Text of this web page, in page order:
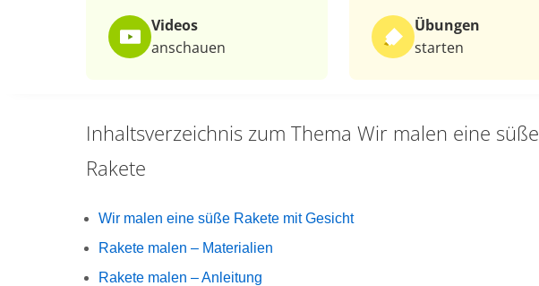
Videos
anschauen
Übungen
starten
Inhaltsverzeichnis zum Thema Wir malen eine süße
Rakete
Wir malen eine süße Rakete mit Gesicht
Rakete malen – Materialien
Rakete malen – Anleitung